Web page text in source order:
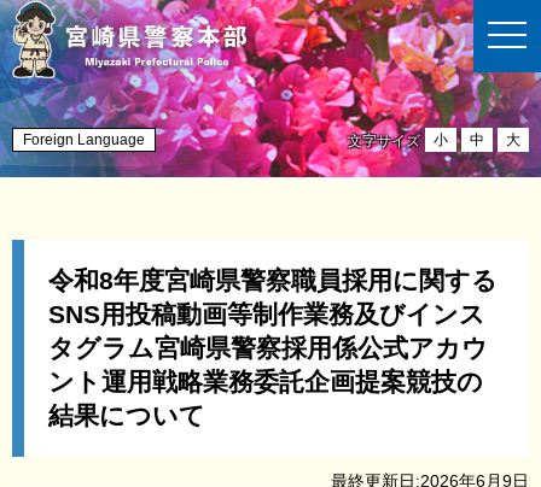
t
o
g
l
e
n
a
v
Foreign Language 文字サイズ 小 中 大
令和8年度宮崎県警察職員採用に関する
SNS用投稿動画等制作業務及びインス
タグラム宮崎県警察採用係公式アカウ
ント運用戦略業務委託企画提案競技の
結果について
最終更新日:2026年6月9日